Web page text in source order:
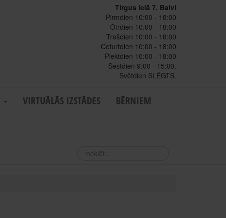
Tirgus ielā 7, Balvi
Pirmdien 10:00 - 18:00
Otrdien 10:00 - 18:00
Trešdien 10:00 - 18:00
Ceturtdien 10:00 - 18:00
Piektdien 10:00 - 18:00
Sestdien 9:00 - 15:00.
Svētdien SLĒGTS.
VIRTUĀLĀS IZSTĀDES
BĒRNIEM
meklēt...